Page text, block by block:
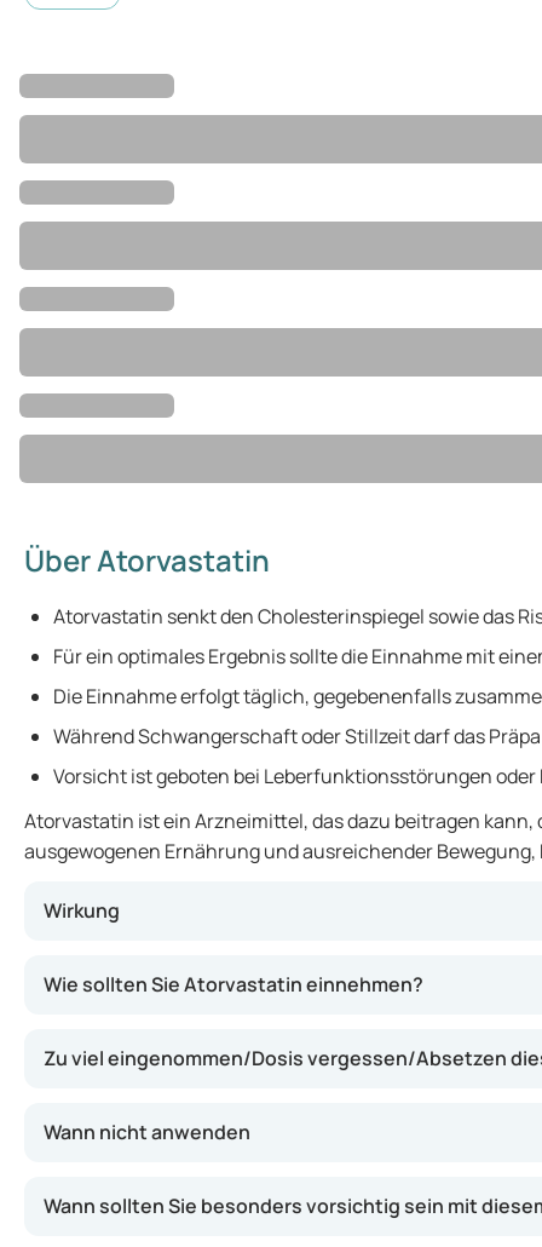
Über Atorvastatin
Atorvastatin senkt den Cholesterinspiegel sowie das
Für ein optimales Ergebnis sollte die Einnahme mit
Die Einnahme erfolgt täglich, gegebenenfalls
Während Schwangerschaft oder Stillzeit darf das
Vorsicht ist geboten bei Leberfunktionsstörungen
Atorvastatin ist ein Arzneimittel, das dazu beitragen
ausgewogenen Ernährung und ausreichender
Wirkung
Wie sollten Sie Atorvastatin einnehmen?
Zu viel eingenommen/Dosis vergessen/Absetzen
Wann nicht anwenden
Wann sollten Sie besonders vorsichtig sein mit